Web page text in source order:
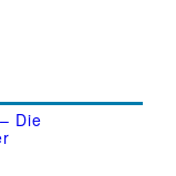
Die